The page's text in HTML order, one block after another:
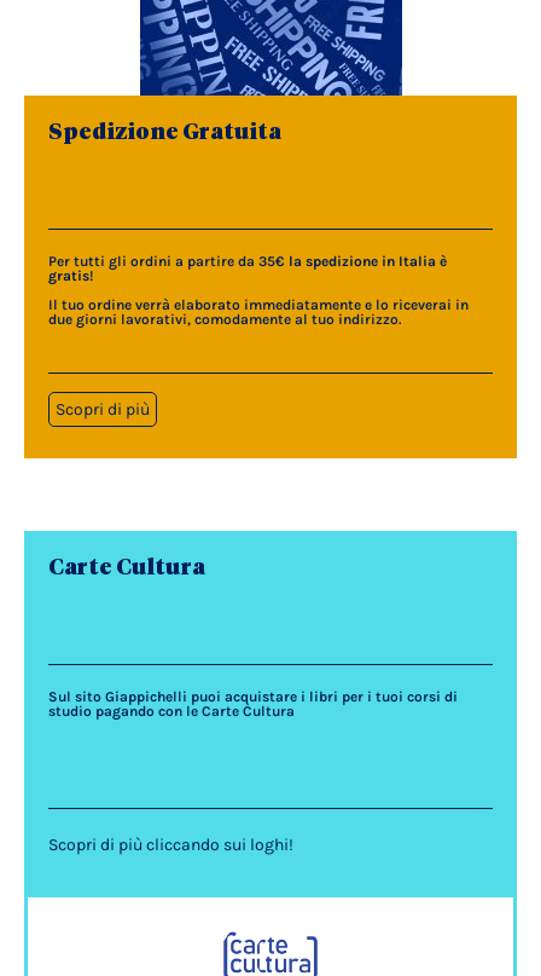
Spedizione Gratuita
Per tutti gli ordini a partire da 35€ la spedizione in Italia è
gratis!
Il tuo ordine verrà elaborato immediatamente e lo riceverai in
due giorni lavorativi, comodamente al tuo indirizzo.
Scopri di più
Carte Cultura
Sul sito Giappichelli puoi acquistare i libri per i tuoi corsi di
studio pagando con le Carte Cultura
Scopri di più cliccando sui loghi!